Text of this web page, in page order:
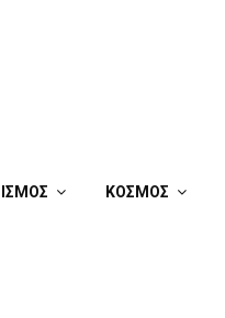
ΚΟΣΜΟΣ